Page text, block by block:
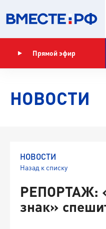
Прямой эфир
НОВОСТИ
НОВОСТИ
Назад к списку
РЕПОРТАЖ:
знак»